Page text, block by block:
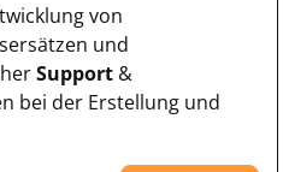
von
und
Support &
bei der Erstellung und